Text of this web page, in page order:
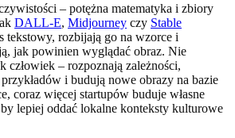
– potężna matematyka i zbiory
DALL-E, Midjourney czy Stable
tekstowy, rozbijają go na wzorce i
jak powinien wyglądać obraz. Nie
człowiek – rozpoznają zależności,
i budują nowe obrazy na bazie
coraz więcej startupów buduje własne
by lepiej oddać lokalne konteksty kulturowe